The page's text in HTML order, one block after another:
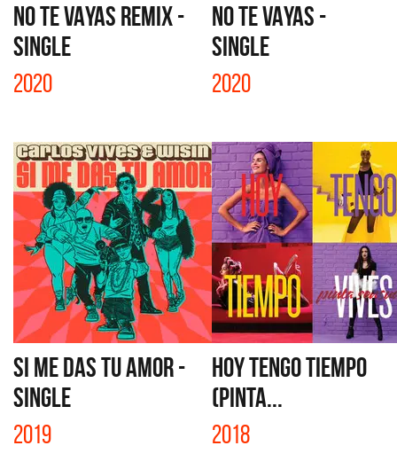
NO TE VAYAS REMIX -
SINGLE
2020
NO TE VAYAS -
SINGLE
2020
SI ME DAS TU AMOR -
SINGLE
2019
HOY TENGO TIEMPO
(PINTA...
2018